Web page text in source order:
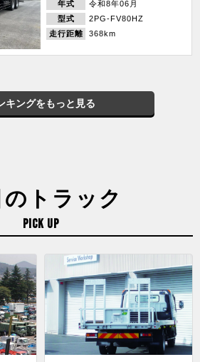
年式
令和8年06月
型式
2PG-FV80HZ
走行距離
368km
キングをもっと見る
トラック
PICK UP